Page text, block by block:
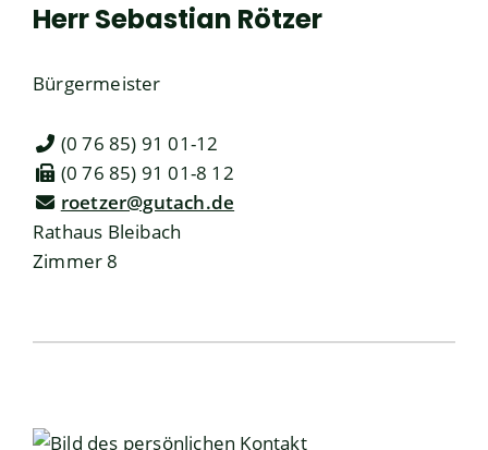
HerrSebastian Rötzer
Bürgermeister
(0 76 85) 91 01-12
(0 76 85) 91 01-8 12
roetzer@gutach.de
Rathaus Bleibach
Zimmer 8